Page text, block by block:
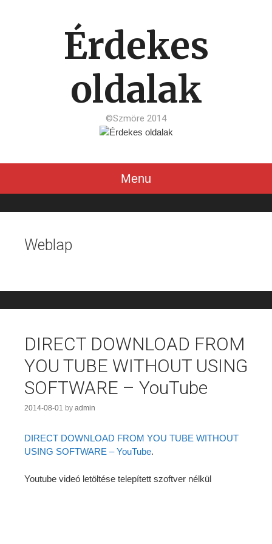
Érdekes
oldalak
©Szmöre 2014
Menu
Weblap
DIRECT DOWNLOAD FROM
YOU TUBE WITHOUT USING
SOFTWARE – YouTube
2014-08-01 by admin
DIRECT DOWNLOAD FROM YOU TUBE WITHOUT
USING SOFTWARE – YouTube.
Youtube videó letöltése telepített szoftver nélkül